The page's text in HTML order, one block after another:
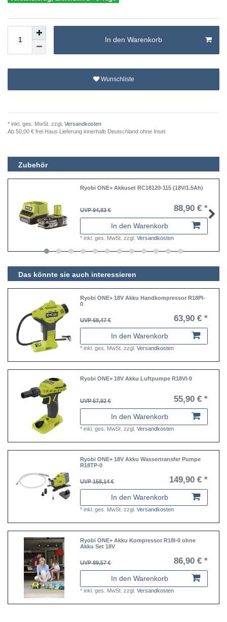
In den Warenkorb
Wunschliste
* inkl. ges. MwSt. zzgl. Versandkosten
Ab 50,00 € frei Haus Lieferung innerhalb Deutschland ohne Insel
Zubehör
Ryobi ONE+ Akkuset RC18120-115 (18V/1.5Ah)
UVP 94,83 € 88,90 € *
In den Warenkorb
*inkl. ges. MwSt. zzgl.Versandkosten
Das könnte sie auch interessieren
Ryobi ONE+ 18V Akku Handkompressor R18PI-
0
UVP 68,47 € 63,90 € *
In den Warenkorb
*inkl. ges. MwSt. zzgl.Versandkosten
Ryobi ONE+ 18V Akku Luftpumpe R18VI-0
UVP 57,92 € 55,90 € *
In den Warenkorb
*inkl. ges. MwSt. zzgl.Versandkosten
Ryobi ONE+ 18V Akku Wassertransfer Pumpe
R18TP-0
UVP 158,14 € 149,90 € *
In den Warenkorb
*inkl. ges. MwSt. zzgl.Versandkosten
Ryobi ONE+ Akku Kompressor R18I-0 ohne
Akku Set 18V
UVP 89,57 € 86,90 € *
In den Warenkorb
*inkl. ges. MwSt. zzgl.Versandkosten